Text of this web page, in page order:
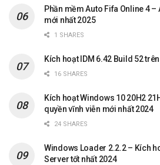
Phần mềm Auto Fifa Online 4 –
mới nhất 2025
1 SHARES
Kích hoạt IDM 6.42 Build 52
16 SHARES
Kích hoạt Windows 10 20H2
quyền vĩnh viễn mới nhất 2024
24 SHARES
Windows Loader 2.2.2 – Kích
Server tốt nhất 2024